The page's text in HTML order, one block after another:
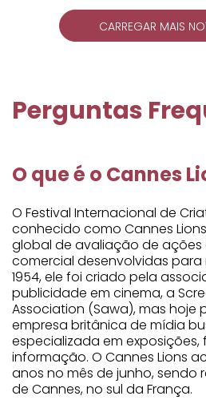
CARREGAR MAIS
Perguntas
O que é o Cannes
O Festival Internacional de
conhecido como Cannes
global de avaliação de
comercial desenvolvidas para
1954, ele foi criado pela
publicidade em cinema, a
Association (Sawa), mas hoje
empresa britânica de mídia
especializada em exposições,
informação. O Cannes Lions
anos no mês de junho, sendo
de Cannes, no sul da França.